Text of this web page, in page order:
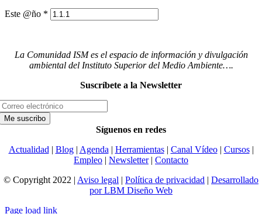
Este @ño *
La Comunidad ISM es el espacio de información y divulgación
ambiental del Instituto Superior del Medio Ambiente….
Suscríbete a la Newsletter
Síguenos en redes
Actualidad | Blog| Agenda | Herramientas| Canal Vídeo| Cursos|
Empleo | Newsletter| Contacto
© Copyright 2022 | Aviso legal | Política de privacidad | Desarrollado
por LBM Diseño Web
Page load link